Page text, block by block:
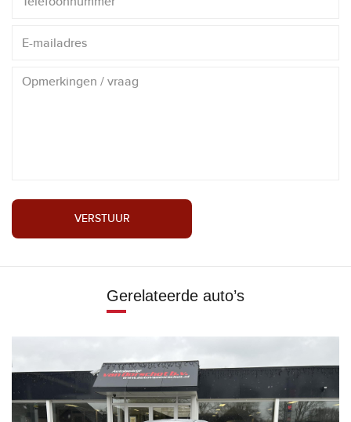
VERSTUUR
Gerelateerde auto’s